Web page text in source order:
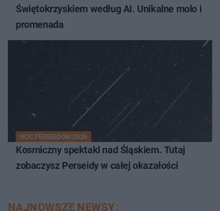
Świętokrzyskiem według AI. Unikalne molo i
promenada
NOC PERSEIDÓW 2026
Kosmiczny spektakl nad Śląskiem. Tutaj
zobaczysz Perseidy w całej okazałości
NAJNOWSZE NEWSY: